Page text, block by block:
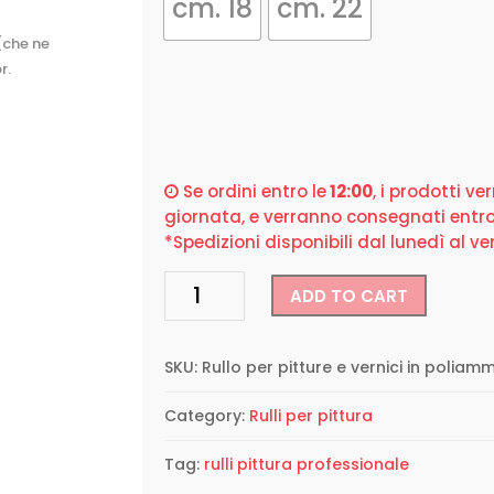
ne
cm. 18 cm. 22
Se ordini entro le12:00, i prodotti
giornata, e verranno consegnati
*Spedizioni disponibili dal lunedì al
Rullo
Royal
per
antivegetativa
ADD TO CART
SKU: Rullo per pitture e vernici in
Category: Rulli per pittura
Tag: rulli pittura professionale